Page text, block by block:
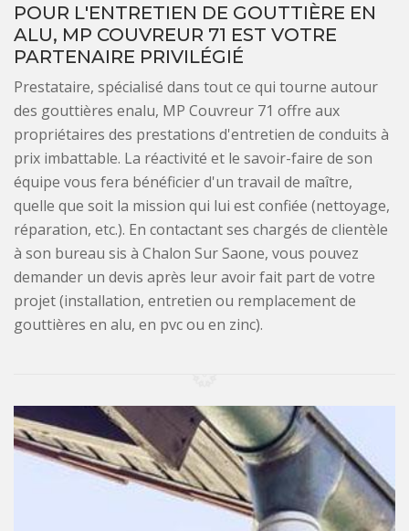
POUR L'ENTRETIEN DE GOUTTIÈRE EN
ALU, MP COUVREUR 71 EST VOTRE
PARTENAIRE PRIVILÉGIÉ
Prestataire, spécialisé dans tout ce qui tourne autour
des gouttières enalu, MP Couvreur 71 offre aux
propriétaires des prestations d'entretien de conduits à
prix imbattable. La réactivité et le savoir-faire de son
équipe vous fera bénéficier d'un travail de maître,
quelle que soit la mission qui lui est confiée (nettoyage,
réparation, etc.). En contactant ses chargés de clientèle
à son bureau sis à Chalon Sur Saone, vous pouvez
demander un devis après leur avoir fait part de votre
projet (installation, entretien ou remplacement de
gouttières en alu, en pvc ou en zinc).